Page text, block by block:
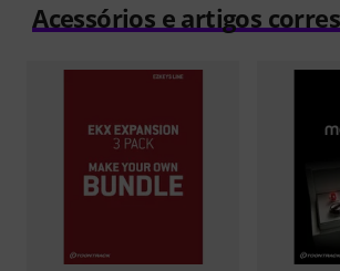
Acessórios e artigos